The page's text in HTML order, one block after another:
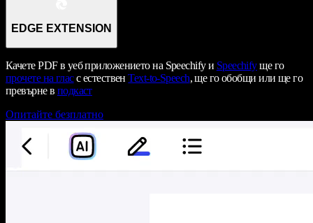
EDGE EXTENSION
Качете PDF в уеб приложението на Speechify и Speechifyще го
прочете на гласс естественText-to-Speech, ще го обобщи или ще го
превърне в подкаст
Опитайте безплатно